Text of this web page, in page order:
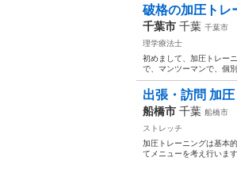
破格の加圧トレ
千葉市 千葉 千葉市
理学療法士
初めまして、加圧トレー
で、マンツーマンで、個
出張・訪問 加
船橋市 千葉 船橋市
ストレッチ
加圧トレーニングは基本
てメニューを考え行いま